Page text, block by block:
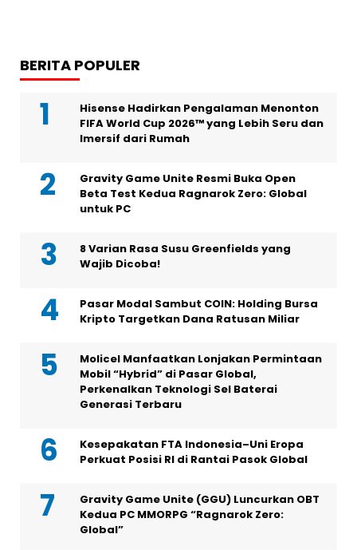
BERITA POPULER
Hisense Hadirkan Pengalaman Menonton
FIFA World Cup 2026™ yang Lebih Seru dan
Imersif dari Rumah
Gravity Game Unite Resmi Buka Open
Beta Test Kedua Ragnarok Zero: Global
untuk PC
8 Varian Rasa Susu Greenfields yang
Wajib Dicoba!
Pasar Modal Sambut COIN: Holding Bursa
Kripto Targetkan Dana Ratusan Miliar
Molicel Manfaatkan Lonjakan Permintaan
Mobil “Hybrid” di Pasar Global,
Perkenalkan Teknologi Sel Baterai
Generasi Terbaru
Kesepakatan FTA Indonesia–Uni Eropa
Perkuat Posisi RI di Rantai Pasok Global
Gravity Game Unite (GGU) Luncurkan OBT
Kedua PC MMORPG “Ragnarok Zero:
Global”